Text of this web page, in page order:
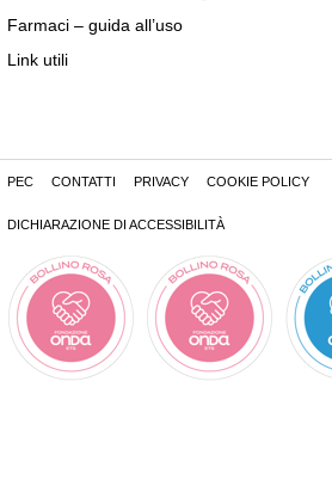
Farmaci – guida all’uso
Link utili
PEC CONTATTI PRIVACY COOKIE POLICY
DICHIARAZIONE DI ACCESSIBILITÀ